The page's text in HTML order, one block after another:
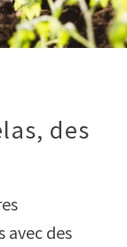
des
avec des